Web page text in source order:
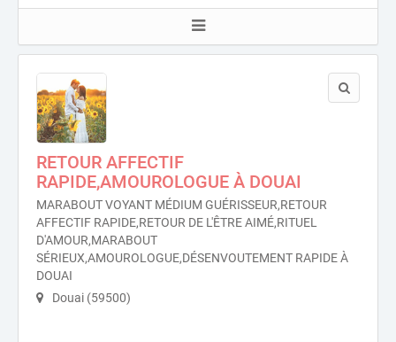
RETOUR AFFECTIF
RAPIDE,AMOUROLOGUE À DOUAI
MARABOUT VOYANT MÉDIUM GUÉRISSEUR,RETOUR
AFFECTIF RAPIDE,RETOUR DE L'ÊTRE AIMÉ,RITUEL
D'AMOUR,MARABOUT
SÉRIEUX,AMOUROLOGUE,DÉSENVOUTEMENT RAPIDE À
DOUAI
Douai (59500)